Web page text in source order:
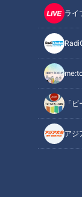
ライ
「ビ
アジ
-----------
【動画もみてち
https://
https://youtu.be/
https://
https://
【再生リストも
https://